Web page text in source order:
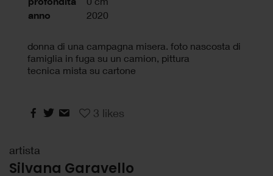
anno 2020
donna di una campagna misera. foto nascosta di
famiglia in fuga su un camion, pittura
tecnica mista su cartone
3 likes
artista
Silvana Garavello